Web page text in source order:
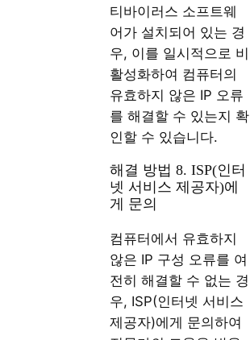
티바이러스 소프트웨
어가 설치되어 있는 경
우, 이를 일시적으로 비
활성화하여 컴퓨터의
유효하지 않은 IP 오류
를 해결할 수 있는지 확
인할 수 있습니다.
해결 방법 8. ISP(인터
넷 서비스 제공자)에
게 문의
컴퓨터에서 유효하지
않은 IP 구성 오류를 여
전히 해결할 수 없는 경
우, ISP(인터넷 서비스
제공자)에게 문의하여